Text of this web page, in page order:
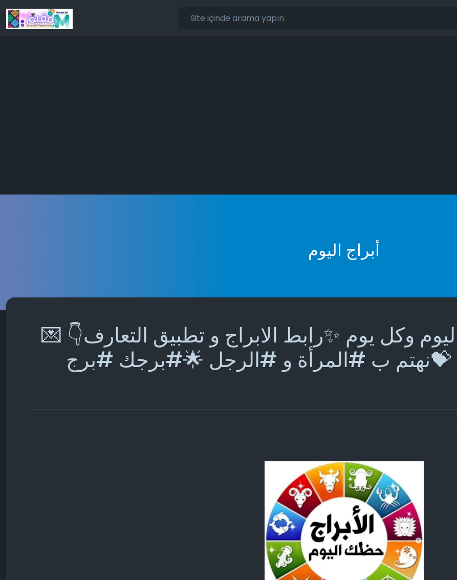
أبراج اليوم
وكل يوم ✨رابط الابراج و تطبيق التعارف👇 💌
ب #المرأة و #الرجل 🌟#برجك #برج